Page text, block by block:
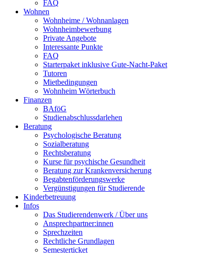
FAQ
Wohnen
Wohnheime / Wohnanlagen
Wohnheimbewerbung
Private Angebote
Interessante Punkte
FAQ
Starterpaket inklusive Gute-Nacht-Paket
Tutoren
Mietbedingungen
Wohnheim Wörterbuch
Finanzen
BAföG
Studienabschlussdarlehen
Beratung
Psychologische Beratung
Sozialberatung
Rechtsberatung
Kurse für psychische Gesundheit
Beratung zur Krankenversicherung
Begabtenförderungswerke
Vergünstigungen für Studierende
Kinderbetreuung
Infos
Das Studierendenwerk / Über uns
Ansprechpartner:innen
Sprechzeiten
Rechtliche Grundlagen
Semesterticket